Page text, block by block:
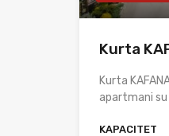
Kurta
Kurta
apartmani
KAPACITET